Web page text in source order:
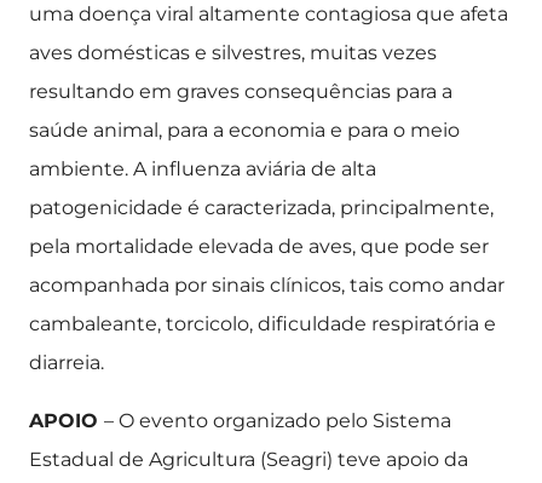
uma doença viral altamente contagiosa que afeta
aves domésticas e silvestres, muitas vezes
resultando em graves consequências para a
saúde animal, para a economia e para o meio
ambiente. A influenza aviária de alta
patogenicidade é caracterizada, principalmente,
pela mortalidade elevada de aves, que pode ser
acompanhada por sinais clínicos, tais como andar
cambaleante, torcicolo, dificuldade respiratória e
diarreia.
APOIO – O evento organizado pelo Sistema
Estadual de Agricultura (Seagri) teve apoio da